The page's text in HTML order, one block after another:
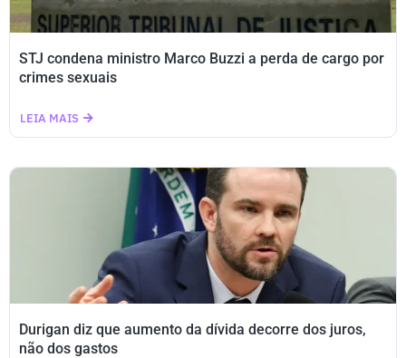
STJ condena ministro Marco Buzzi a perda de cargo por
crimes sexuais
LEIA MAIS
Durigan diz que aumento da dívida decorre dos juros,
não dos gastos